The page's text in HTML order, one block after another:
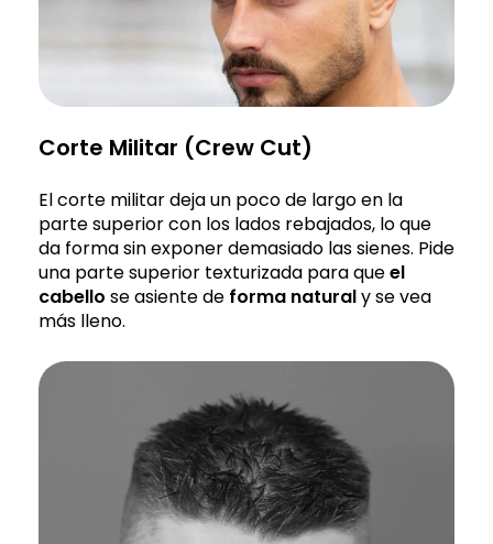
Corte Militar (Crew Cut)
El corte militar deja un poco de largo en la
parte superior con los lados rebajados, lo que
da forma sin exponer demasiado las sienes. Pide
una parte superior texturizada para queel
cabello se asiente de forma naturaly se vea
más lleno.